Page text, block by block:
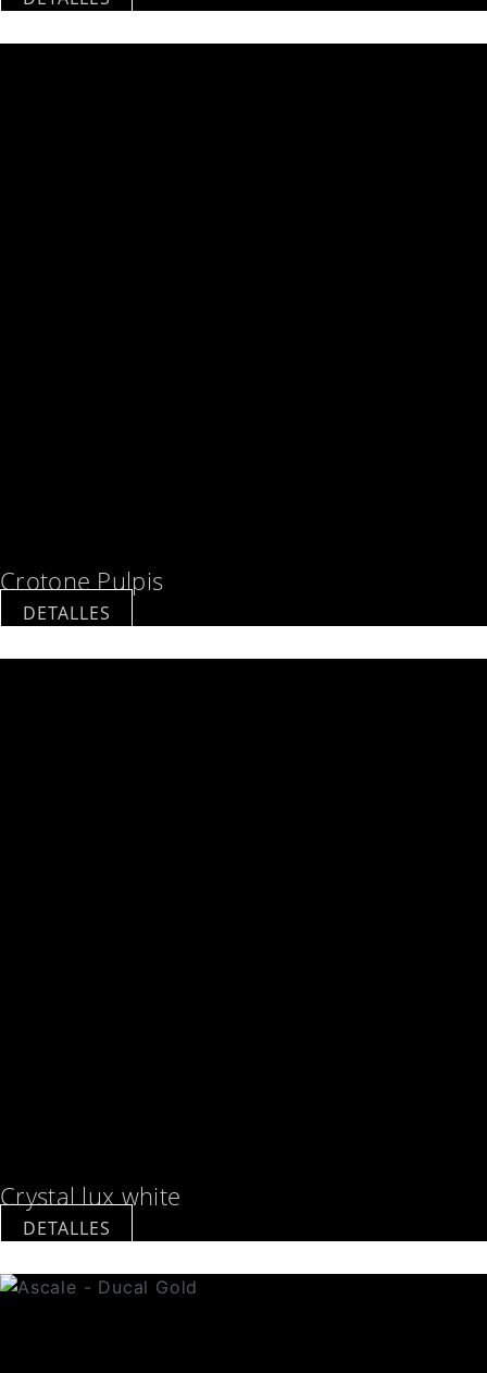
Crotone Pulpis
DETALLES
Crystal lux white
DETALLES